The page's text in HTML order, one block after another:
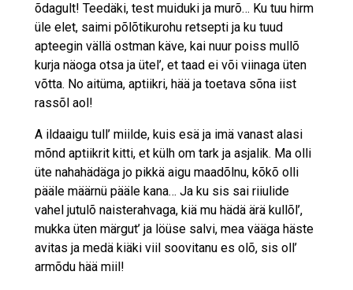
õdagult! Teedäki, test muiduki ja murõ… Ku tuu hirm
üle elet, saimi põlõtikurohu retsepti ja ku tuud
apteegin vällä ostman käve, kai nuur poiss mullõ
kurja näoga otsa ja ütel’, et taad ei või viinaga üten
võtta. No aitüma, aptiikri, hää ja toetava sõna iist
rassõl aol!
A ildaaigu tull’ miilde, kuis esä ja imä vanast alasi
mõnd aptiikrit kitti, et külh om tark ja asjalik. Ma olli
üte nahahädäga jo pikkä aigu maadõlnu, kõkõ olli
pääle määrnü pääle kana… Ja ku sis sai riiulide
vahel jutulõ naisterahvaga, kiä mu hädä ärä kullõl’,
mukka üten märgut’ ja löüse salvi, mea vääga häste
avitas ja medä kiäki viil soovitanu es olõ, sis oll’
armõdu hää miil!